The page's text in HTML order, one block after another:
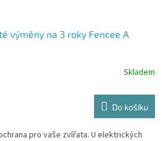
výměny na 3 roky Fencee A
Skladem
Do košíku
pro vaše zvířata. U elektrických